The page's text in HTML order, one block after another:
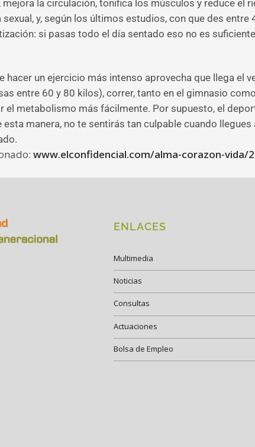
mejora la circulación, tonifica los músculos y reduce el
sexual, y, según los últimos estudios, con que des
si pasas todo el día sentado eso no es
hacer un ejercicio más intenso aprovecha que llega el
entre 60 y 80 kilos), correr, tanto en el gimnasio
el metabolismo más fácilmente. Por supuesto, el
esta manera, no te sentirás tan culpable cuando
www.elconfidencial.com/alma-corazon-vida/
ENLACES
Multimedia
Noticias
Consultas
Actuaciones
Bolsa de Empleo